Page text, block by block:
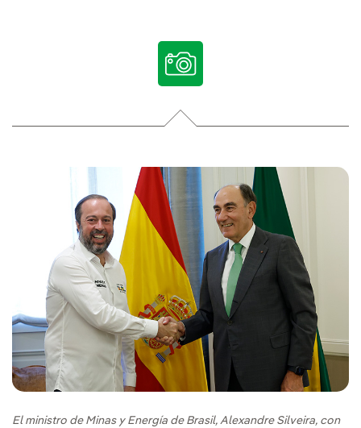
El ministro de Minas y Energía de Brasil, Alexandre Silveira, con